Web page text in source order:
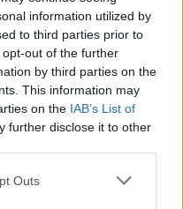
information utilized by
to third parties prior to
out of the further
by third parties on the
This information may
on the IAB’s List of
further disclose it to other
one or more Google
Outs
10
cada equipo antes del